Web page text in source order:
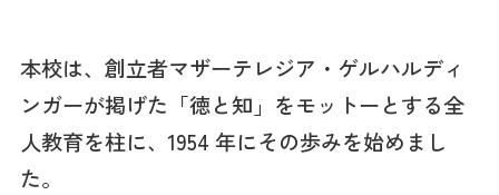
本校は、創立者マザーテレジア・ゲルハルディ
ンガーが掲げた「徳と知」をモットーとする全
人教育を柱に、1954 年にその歩みを始めまし
た。